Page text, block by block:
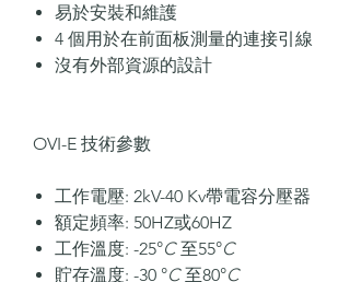
易於安裝和維護
4 個用於在前面板測量的連接引線
沒有外部資源的設計
OVI-E 技術參數
工作電壓: 2kV-40 Kv帶電容分壓器
額定頻率: 50HZ或60HZ
工作溫度: -25°C 至55°C
貯存溫度: -30 °C 至80°C